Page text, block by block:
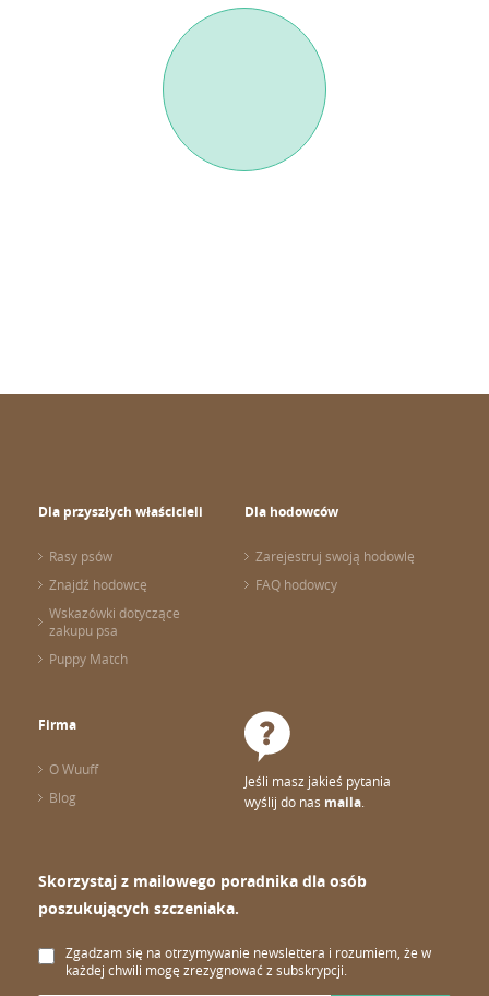
Dla przyszłych właścicieli
Rasy psów
Znajdź hodowcę
Wskazówki dotyczące
zakupu psa
Puppy Match
Dla hodowców
Zarejestruj swoją hodowlę
FAQ hodowcy
Firma
O Wuuff
Blog
Jeśli masz jakieś pytania
wyślij do nas maila
Skorzystaj z mailowego poradnika dla osób
poszukujących szczeniaka.
Zgadzam się na otrzymywanie newslettera i rozumiem, że w
każdej chwili mogę zrezygnować z subskrypcji.